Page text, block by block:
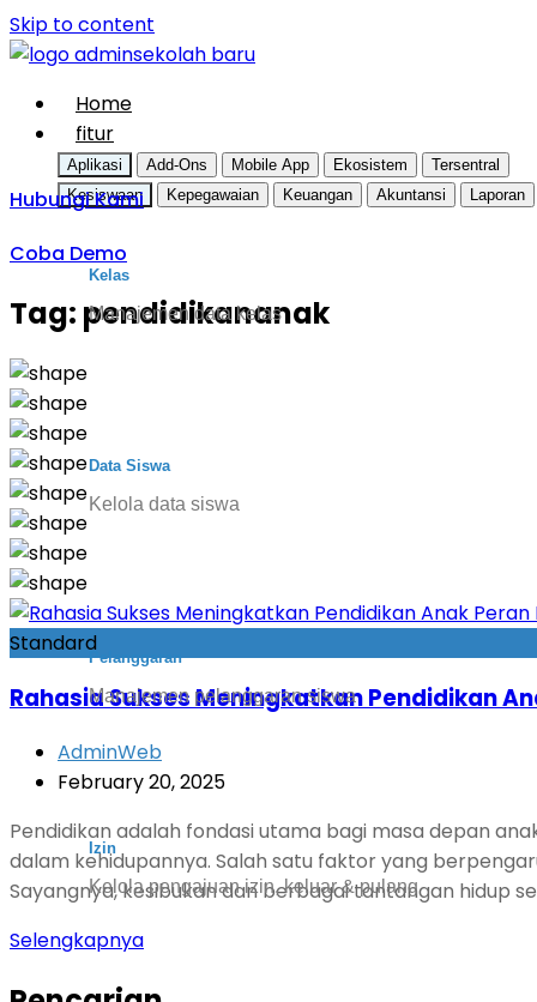
Skip to content
Home
fitur
Aplikasi Add-Ons Mobile App Ekosistem
Tersentral
Kesiswaan
Kepegawaian Keuangan Akuntansi Laporan
Kelas
Manajemen data kelas
Data Siswa
Kelola data siswa
Pelanggaran
Manajemen pelanggaran siswa
Izin
Kelola pengajuan izin, keluar & pulang
Hubungi Kami
Coba Demo
Tag: pendidikananak
Standard
Rahasia Sukses Meningkatkan Pendidikan
AdminWeb
February 20, 2025
Pendidikan adalah fondasi utama bagi masa depan
dalam kehidupannya. Salah satu faktor yang
Sayangnya, kesibukan dan berbagai tantangan hidup
Selengkapnya